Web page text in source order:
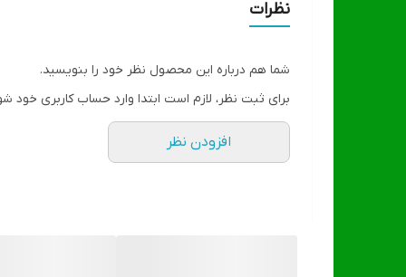
نظرات
شما هم درباره این محصول نظر خود را بنویسید.
برای ثبت نظر، لازم است ابتدا وارد حساب کاربری خود
افزودن نظر